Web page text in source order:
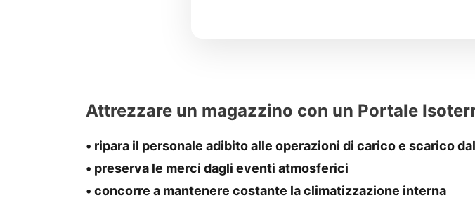
Attrezzare un magazzino con un Portale
• ripara il personale adibito alle operazioni di carico e scarico
• preserva le merci dagli eventi atmosferici
• concorre a mantenere costante la climatizzazione interna